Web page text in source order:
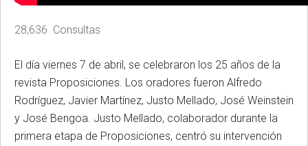
28,636 Consultas
El día viernes 7 de abril, se celebraron los 25 años de la
revista Proposiciones. Los oradores fueron Alfredo
Rodríguez, Javier Martínez, Justo Mellado, José Weinstein
y José Bengoa. Justo Mellado, colaborador durante la
primera etapa de Proposiciones, centró su intervención